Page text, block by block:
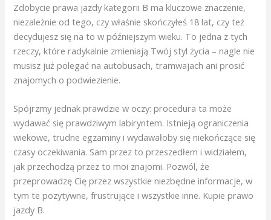
Zdobycie prawa jazdy kategorii B ma kluczowe znaczenie,
niezależnie od tego, czy właśnie skończyłeś 18 lat, czy też
decydujesz się na to w późniejszym wieku. To jedna z tych
rzeczy, które radykalnie zmieniają Twój styl życia – nagle nie
musisz już polegać na autobusach, tramwajach ani prosić
znajomych o podwiezienie.
Spójrzmy jednak prawdzie w oczy: procedura ta może
wydawać się prawdziwym labiryntem. Istnieją ograniczenia
wiekowe, trudne egzaminy i wydawałoby się niekończące się
czasy oczekiwania. Sam przez to przeszedłem i widziałem,
jak przechodzą przez to moi znajomi. Pozwól, że
przeprowadzę Cię przez wszystkie niezbędne informacje, w
tym te pozytywne, frustrujące i wszystkie inne. Kupie prawo
jazdy B.